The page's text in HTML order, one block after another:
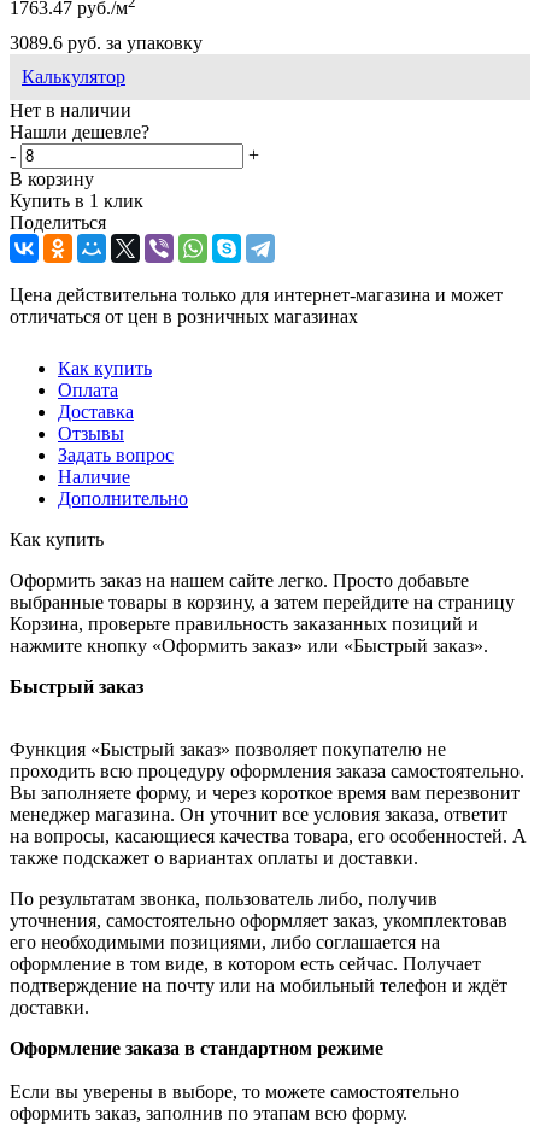
1763.47 руб./м
3089.6 руб. за упаковку
Калькулятор
Нет в наличии
Нашли дешевле?
-
+
В корзину
Купить в 1 клик
Поделиться
Цена действительна только для интернет-магазина и может
отличаться от цен в розничных магазинах
Как купить
Оплата
Доставка
Отзывы
Задать вопрос
Наличие
Дополнительно
Как купить
Оформить заказ на нашем сайте легко. Просто добавьте
выбранные товары в корзину, а затем перейдите на страницу
Корзина, проверьте правильность заказанных позиций и
нажмите кнопку «Оформить заказ» или «Быстрый заказ».
Быстрый заказ
Функция «Быстрый заказ» позволяет покупателю не
проходить всю процедуру оформления заказа самостоятельно.
Вы заполняете форму, и через короткое время вам перезвонит
менеджер магазина. Он уточнит все условия заказа, ответит
на вопросы, касающиеся качества товара, его особенностей. А
также подскажет о вариантах оплаты и доставки.
По результатам звонка, пользователь либо, получив
уточнения, самостоятельно оформляет заказ, укомплектовав
его необходимыми позициями, либо соглашается на
оформление в том виде, в котором есть сейчас. Получает
подтверждение на почту или на мобильный телефон и ждёт
доставки.
Оформление заказа в стандартном режиме
Если вы уверены в выборе, то можете самостоятельно
оформить заказ, заполнив по этапам всю форму.